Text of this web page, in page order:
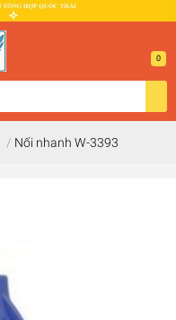
0
/ Nối nhanh W-3393